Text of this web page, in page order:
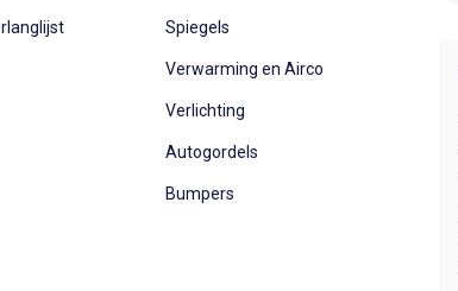
Spiegels
Verwarming en Airco
Verlichting
Autogordels
Bumpers